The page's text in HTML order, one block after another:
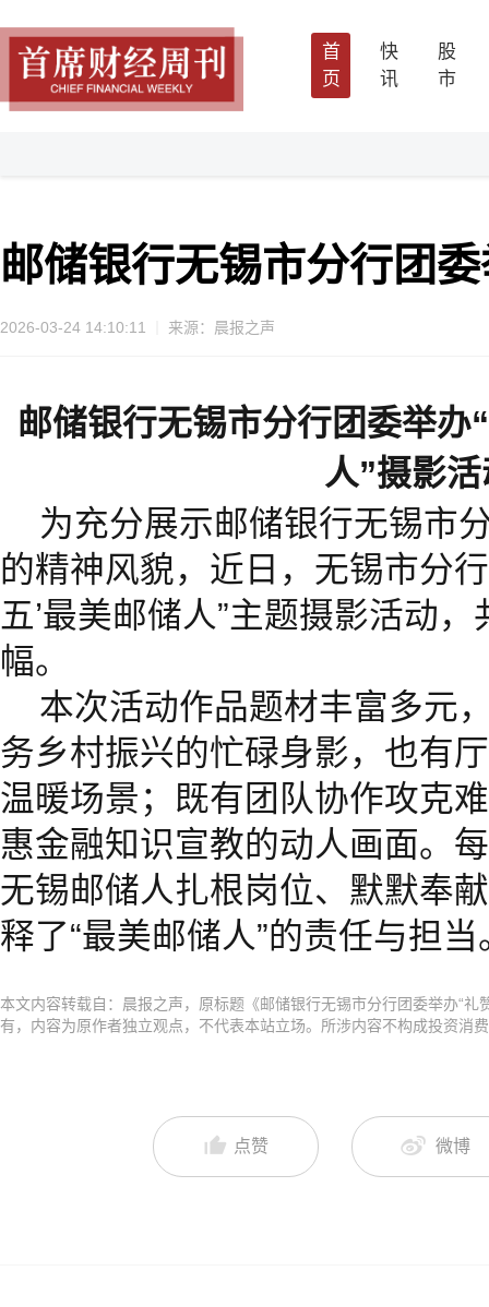
首
页
快
讯
股
市
邮储银行无锡市分行团
2026-03-24 14:10:11 来源：晨报之声
邮储银行无锡市分行团委举办
人”摄影
为充分展示邮储银行无锡市
的精神风貌，近日，无锡市分
五’最美邮储人”主题摄影活动
幅。
本次活动作品题材丰富多元
务乡村振兴的忙碌身影，也有
温暖场景；既有团队协作攻克
惠金融知识宣教的动人画面。
无锡邮储人扎根岗位、默默奉
释了“最美邮储人”的责任与担当
本文内容转载自：晨报之声，原标题《邮储银行无锡市分行团委举办“
有，内容为原作者独立观点，不代表本站立场。所涉内容不构成投资消
点赞 微博